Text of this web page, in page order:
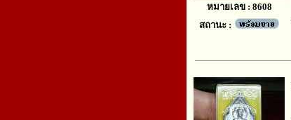
หมายเลข : 8608
สถานะ :